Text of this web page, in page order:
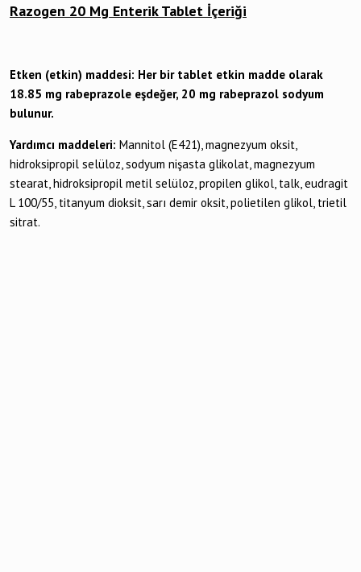
Razogen 20 Mg Enterik Tablet İçeriği
Etken (etkin) maddesi: Her bir tablet etkin madde olarak
18.85 mg rabeprazole eşdeğer, 20 mg rabeprazol sodyum
bulunur.
Yardımcı maddeleri: Mannitol (E421), magnezyum oksit,
hidroksipropil selüloz, sodyum nişasta glikolat, magnezyum
stearat, hidroksipropil metil selüloz, propilen glikol, talk, eudragit
L 100/55, titanyum dioksit, sarı demir oksit, polietilen glikol, trietil
sitrat.